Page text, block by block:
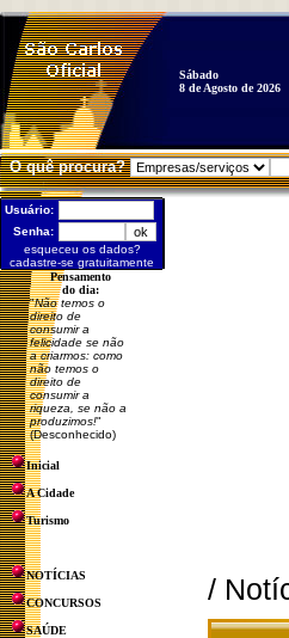
Sábado
8 de Agosto de 2026
O quê procura?
Usuário:
Senha:
esqueceu os dados?
cadastre-se gratuitamente
Pensamento
do dia:
"Não temos o
direito de
consumir a
felicidade se não
a criarmos: como
não temos o
direito de
consumir a
riqueza, se não a
produzimos!"
(Desconhecido)
Inicial
A Cidade
Turismo
NOTÍCIAS
CONCURSOS
SAÚDE
/